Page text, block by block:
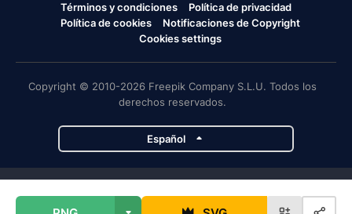
Términos y condiciones
Política de privacidad
Política de cookies
Notificaciones de Copyright
Cookies settings
Copyright © 2010-2026 Freepik Company S.L.U. Todos los
derechos reservados.
Español